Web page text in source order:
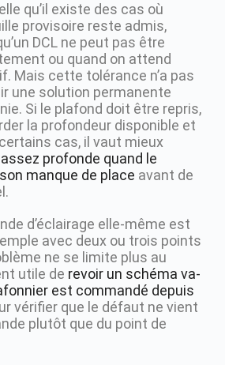
qu’il existe des cas où
provisoire reste admis,
DCL ne peut pas être
ou quand on attend
Mais cette tolérance n’a pas
une solution permanente
Si le plafond doit être repris,
la profondeur disponible et
cas, il vaut mieux
profonde quand le
manque de place avant de
d’éclairage elle-même est
avec deux ou trois points
ne se limite plus au
utile de revoir un schéma va-
est commandé depuis
vérifier que le défaut ne vient
plutôt que du point de